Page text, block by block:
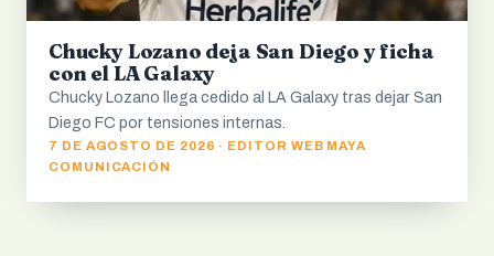
Chucky Lozano deja San Diego y ficha
con el LA Galaxy
Chucky Lozano llega cedido al LA Galaxy tras dejar San
Diego FC por tensiones internas.
7 DE AGOSTO DE 2026 · EDITOR WEB MAYA
COMUNICACIÓN